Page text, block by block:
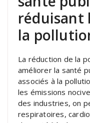
réduisant
la
La réduction de la
améliorer la santé
associés à la
les émissions
des industries, on
respiratoires,